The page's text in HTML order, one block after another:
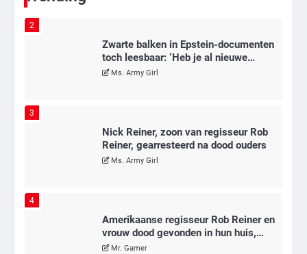
2
Zwarte balken in Epstein-documenten
toch leesbaar: ‘Heb je al nieuwe
ongepaste vrienden voor me?’
Ms. Army Girl
3
Nick Reiner, zoon van regisseur Rob
Reiner, gearresteerd na dood ouders
Ms. Army Girl
4
Amerikaanse regisseur Rob Reiner en
vrouw dood gevonden in hun huis,
eigen zoon hoofdverdachte
Mr. Gamer